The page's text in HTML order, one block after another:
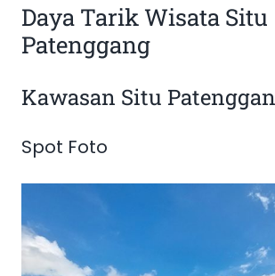
Daya Tarik Wisata Situ
Patenggang
Kawasan Situ
Spot Foto